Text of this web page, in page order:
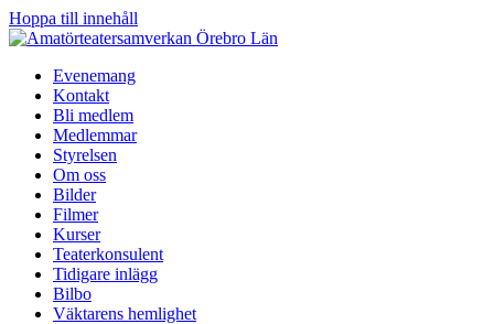
Hoppa till innehåll
Evenemang
Kontakt
Bli medlem
Medlemmar
Styrelsen
Om oss
Bilder
Filmer
Kurser
Teaterkonsulent
Tidigare inlägg
Bilbo
Väktarens hemlighet